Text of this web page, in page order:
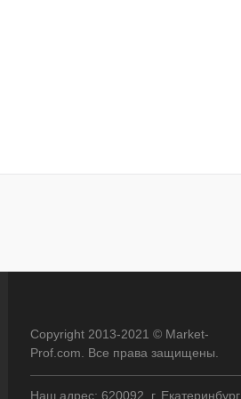
Copyright 2013-2021 © Market-
Prof.com. Все права защищены.
Наш адрес: 620092, г. Екатеринбург,